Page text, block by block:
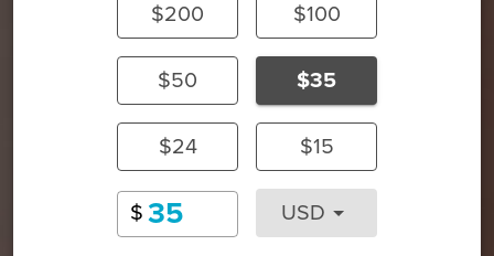
$200 $100
$50 $35
$24 $15
$ USD